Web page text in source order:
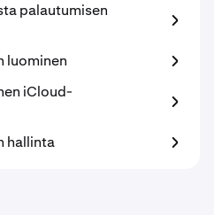
palautumisen
luominen
iCloud-
hallinta